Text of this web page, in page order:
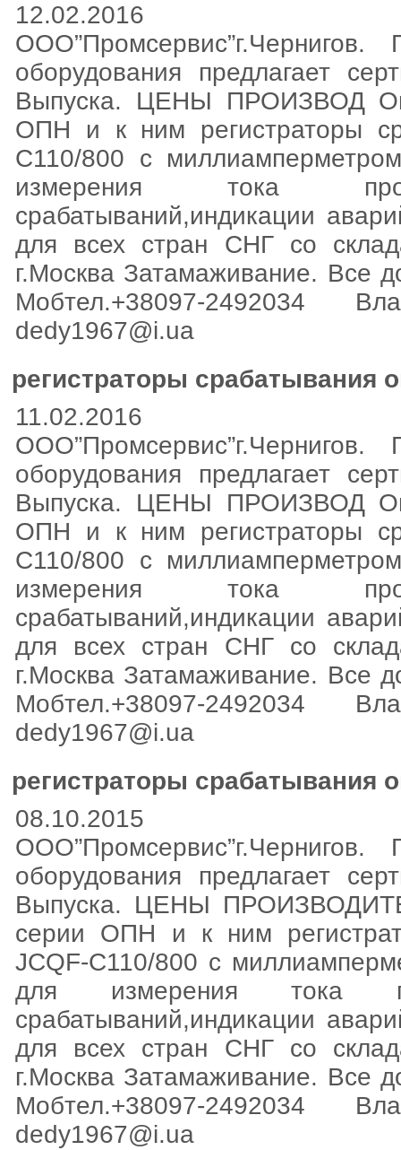
12.02.2016
ООО”Промсервис”г.Чернигов.
оборудования предлагает
Выпуска. ЦЕНЫ ПРОИЗВОД
ОПН и к ним регистраторы
C110/800 c
измерения тока
срабатываний,индикации
для всех стран СНГ со
г.Москва Затамаживание. Все
Мобтел.+38097-2492034
dedy1967@i.ua
регистраторы срабатывания
11.02.2016
ООО”Промсервис”г.Чернигов.
оборудования предлагает
Выпуска. ЦЕНЫ ПРОИЗВОД
ОПН и к ним регистраторы
C110/800 c
измерения тока
срабатываний,индикации
для всех стран СНГ со
г.Москва Затамаживание. Все
Мобтел.+38097-2492034
dedy1967@i.ua
регистраторы срабатывания
08.10.2015
ООО”Промсервис”г.Чернигов.
оборудования предлагает
Выпуска. ЦЕНЫ
серии ОПН и к ним
JCQF-C110/800 c
для измерения тока
срабатываний,индикации
для всех стран СНГ со
г.Москва Затамаживание. Все
Мобтел.+38097-2492034
dedy1967@i.ua